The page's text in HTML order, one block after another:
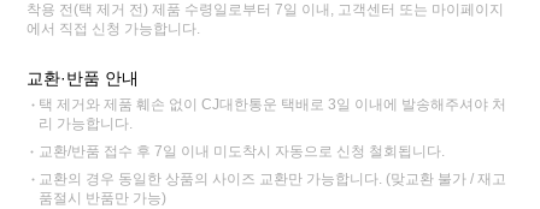
착용 전(택 제거 전) 제품 수령일로부터 7일 이내, 고객센터 또는 마이페이지
에서 직접 신청 가능합니다.
교환·반품 안내
택 제거와 제품 훼손 없이 CJ대한통운 택배로 3일 이내에 발송해주셔야 처
리 가능합니다.
교환/반품 접수 후 7일 이내 미도착시 자동으로 신청 철회됩니다.
교환의 경우 동일한 상품의 사이즈 교환만 가능합니다. (맞교환 불가 / 재고
품절시 반품만 가능)